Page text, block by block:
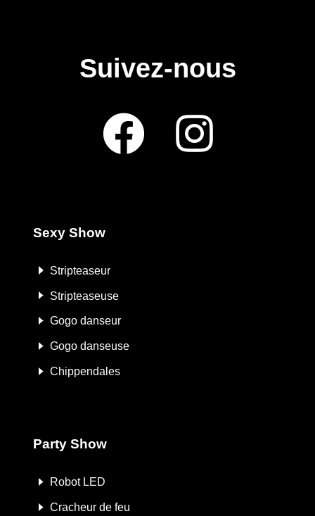
Suivez-nous
Sexy Show
Stripteaseur
Stripteaseuse
Gogo danseur
Gogo danseuse
Chippendales
Party Show
Robot LED
Cracheur de feu